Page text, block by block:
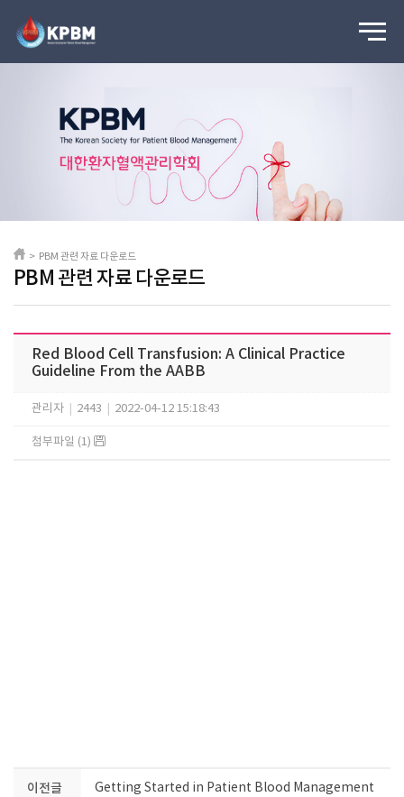
PBM 관련 자료 다운로드
> PBM 관련 자료 다운로드
Red Blood Cell Transfusion: A Clinical Practice
Guideline From the AABB
관리자 2443 2022-04-12 15:18:43
첨부파일 (1)
이전글 Getting Started in Patient Blood Management